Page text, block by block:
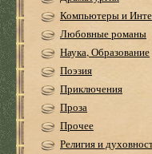
Компьютеры и
Любовные романы
Наука, Образование
Поэзия
Приключения
Проза
Прочее
Религия и